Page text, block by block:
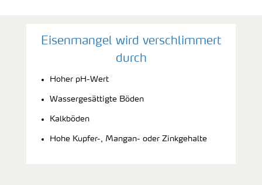
Eisenmangel wird verschlimmert
durch
Hoher pH-Wert
Wassergesättigte Böden
Kalkböden
Hohe Kupfer-, Mangan- oder Zinkgehalte